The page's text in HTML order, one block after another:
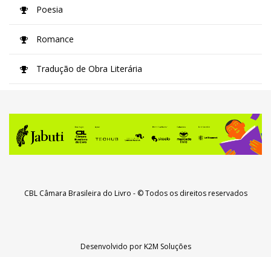
Poesia
Romance
Tradução de Obra Literária
CBL Câmara Brasileira do Livro - © Todos os direitos reservados
Desenvolvido porK2M Soluções